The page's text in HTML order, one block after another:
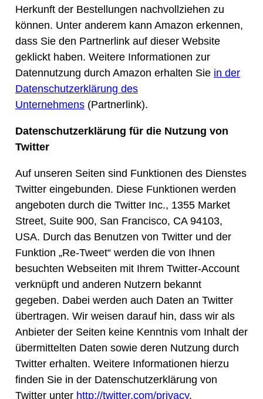
Herkunft der Bestellungen nachvollziehen zu
können. Unter anderem kann Amazon erkennen,
dass Sie den Partnerlink auf dieser Website
geklickt haben. Weitere Informationen zur
Datennutzung durch Amazon erhalten Sie in der
Datenschutzerklärung des
Unternehmens(Partnerlink).
Datenschutzerklärung für die Nutzung von
Twitter
Auf unseren Seiten sind Funktionen des Dienstes
Twitter eingebunden. Diese Funktionen werden
angeboten durch die Twitter Inc., 1355 Market
Street, Suite 900, San Francisco, CA 94103,
USA. Durch das Benutzen von Twitter und der
Funktion „Re-Tweet“ werden die von Ihnen
besuchten Webseiten mit Ihrem Twitter-Account
verknüpft und anderen Nutzern bekannt
gegeben. Dabei werden auch Daten an Twitter
übertragen. Wir weisen darauf hin, dass wir als
Anbieter der Seiten keine Kenntnis vom Inhalt der
übermittelten Daten sowie deren Nutzung durch
Twitter erhalten. Weitere Informationen hierzu
finden Sie in der Datenschutzerklärung von
Twitter unter http://twitter.com/privacy.